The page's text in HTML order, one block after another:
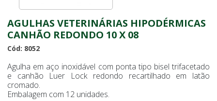
AGULHAS VETERINÁRIAS HIPODÉRMICAS
CANHÃO REDONDO 10 X 08
Cód: 8052
Agulha em aço inoxidável com ponta tipo bisel trifacetado
e canhão Luer Lock redondo recartilhado em latão
cromado.
Embalagem com 12 unidades.